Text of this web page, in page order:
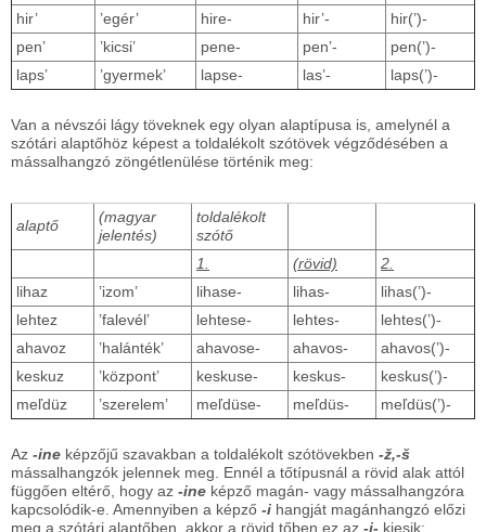
hir’
’egér’ hire- hir’-
hir(’)-
pen’
’kicsi’ pene- pen’-
pen(’)-
laps’
’gyermek’ lapse- las’- laps(’)-
Van a névszói lágy töveknek egy olyan alaptípusa is, amelynél a
szótári alaptőhöz képest a toldalékolt szótövek végződésében a
mássalhangzó zöngétlenülése történik meg:
alaptő
(magyar
jelentés)
toldalékolt
szótő
1.
(rövid)
2.
lihaz
’izom’ lihase- lihas-
lihas(’)-
lehtez
’falevél’ lehtese- lehtes-
lehtes(’)-
ahavoz
’halánték’ ahavose- ahavos-
ahavos(’)-
keskuz
’központ’ keskuse- keskus-
keskus(’)-
meľdüz
’szerelem’ meľdüse- meľdüs- meľdüs(’)-
Az -ine képzőjű szavakban a toldalékolt szótövekben -ž,-š
mássalhangzók jelennek meg. Ennél a tőtípusnál a rövid alak attól
függően eltérő, hogy az -ine képző magán- vagy mássalhangzóra
kapcsolódik-e. Amennyiben a képző -i hangját magánhangzó előzi
meg a szótári alaptőben, akkor a rövid tőben ez az -i- kiesik: